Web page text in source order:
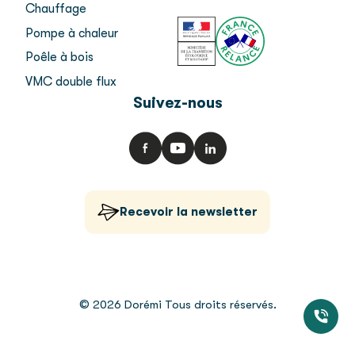
Chauffage
Pompe à chaleur
Poêle à bois
VMC double flux
Suivez-nous
Recevoir la newsletter
© 2026 Dorémi Tous droits réservés.